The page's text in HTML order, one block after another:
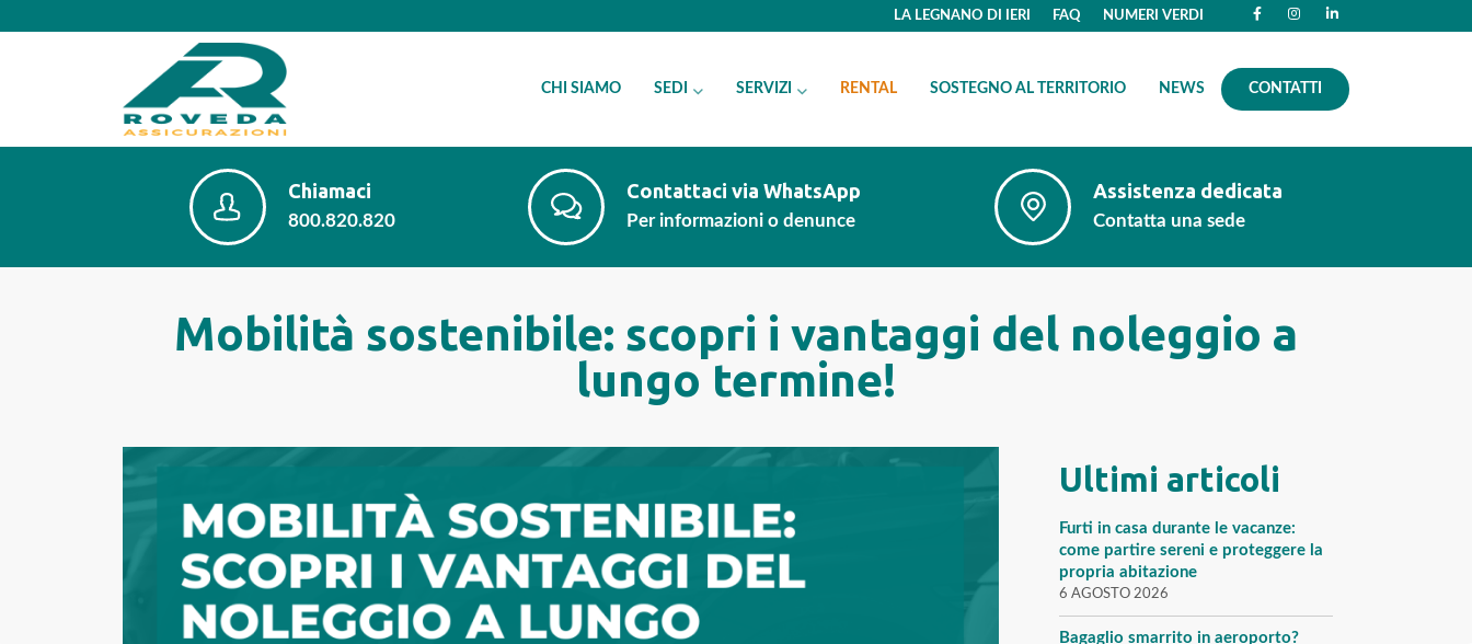
LA LEGNANO DI IERI FAQ NUMERI VERDI
CHI SIAMO SEDI SERVIZI RENTAL SOSTEGNO AL TERRITORIO NEWS CONTATTI
Chiamaci
800.820.820
Contattaci via WhatsApp
Per informazioni o denunce
Assistenza dedicata
Contatta una sede
Mobilità sostenibile: scopri i vantaggi del noleggio a
lungo termine!
Ultimi articoli
Furti in casa durante le vacanze:
come partire sereni e proteggere la
propria abitazione
6 AGOSTO 2026
Bagaglio smarrito in aeroporto?